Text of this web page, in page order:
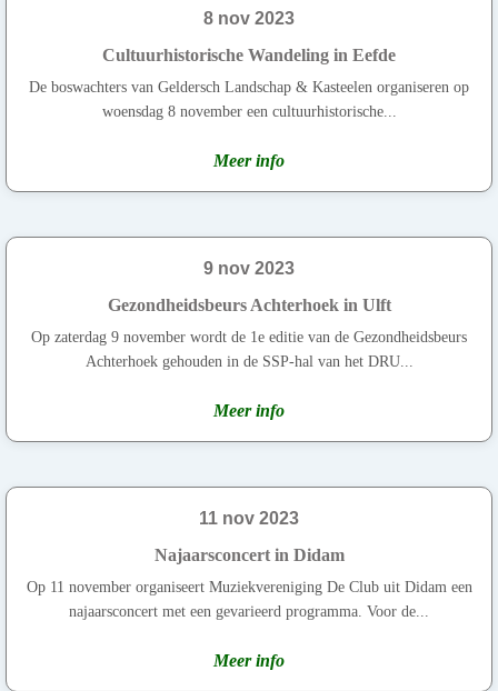
8 nov 2023
Cultuurhistorische Wandeling in Eefde
De boswachters van Geldersch Landschap & Kasteelen organiseren op
woensdag 8 november een cultuurhistorische...
Meer info
9 nov 2023
Gezondheidsbeurs Achterhoek in Ulft
Op zaterdag 9 november wordt de 1e editie van de Gezondheidsbeurs
Achterhoek gehouden in de SSP-hal van het DRU...
Meer info
11 nov 2023
Najaarsconcert in Didam
Op 11 november organiseert Muziekvereniging De Club uit Didam een
najaarsconcert met een gevarieerd programma. Voor de...
Meer info